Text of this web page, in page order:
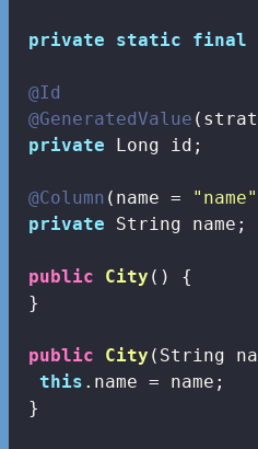
private static final
@Id
@GeneratedValue
private Long id;
@Column (name = "name"
private String name;
public City ()
{
}
public City (String
this .name = name;
}